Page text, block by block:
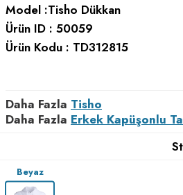
Model :Tisho Dükkan
Ürün ID : 50059
Ürün Kodu : TD312815
Daha Fazla Tisho
Daha Fazla Erkek Kapüşonlu
Beyaz